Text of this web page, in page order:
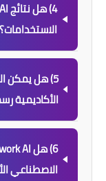
الاستخدامات؟
الأكاديمية
الاصطناعي